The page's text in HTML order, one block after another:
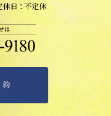
日：不定休